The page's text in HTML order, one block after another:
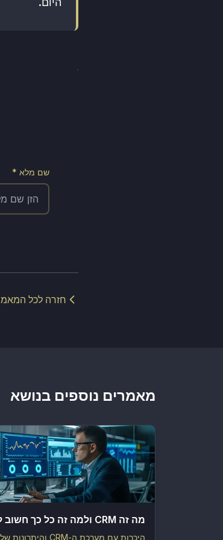
שם מלא *
חזרה לכל
מאמרים נוספים בנושא
מה זה CRM ולמה זה כל כך חשוב לעסק שלך
היכרות עם מערכת ה-CRM והיתרונות שלה